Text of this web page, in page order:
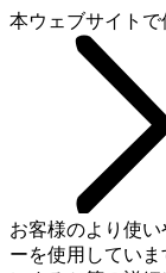
本ウェブサイト
お客様のより使
ーを使用してい